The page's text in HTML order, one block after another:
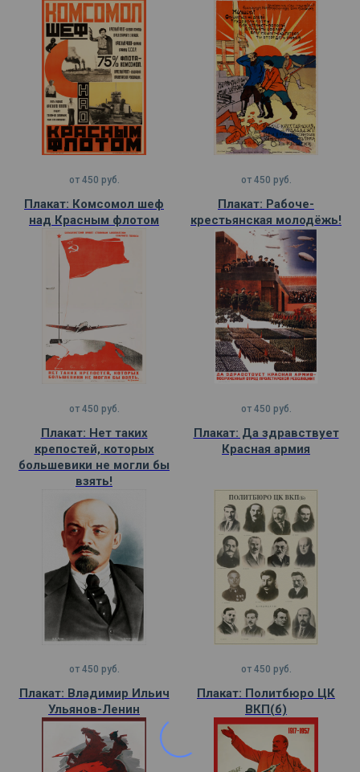
от 450 руб.
Плакат: Комсомол шеф
над Красным флотом
от 450 руб.
Плакат: Рабоче-
крестьянская молодёжь!
от 450 руб.
Плакат: Нет таких
крепостей, которых
большевики не могли бы
взять!
от 450 руб.
Плакат: Да здравствует
Красная армия
от 450 руб.
Плакат: Владимир Ильич
Ульянов-Ленин
от 450 руб.
Плакат: Политбюро ЦК
ВКП(б)